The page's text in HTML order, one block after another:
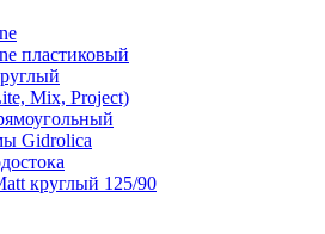
пластиковый
Mix, Project)
Gidrolica
круглый 125/90